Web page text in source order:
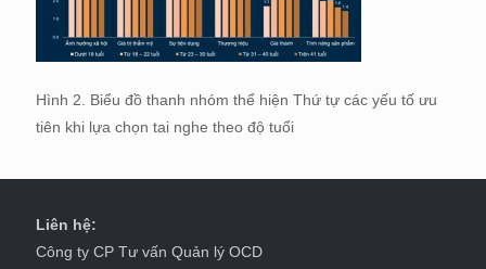
Hình 2. Biểu đồ thanh nhóm thể hiện Thứ tự các yếu tố ưu
tiên khi lựa chọn tai nghe theo độ tuổi
Liên hệ:
Công ty CP Tư vấn Quản lý OCD